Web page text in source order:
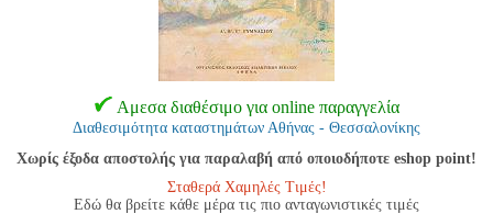
Αμεσα διαθέσιμο για online παραγγελία
Διαθεσιμότητα καταστημάτων Αθήνας - Θεσσαλονίκης
Χωρίς έξοδα αποστολής για παραλαβή από οποιοδήποτε eshop point!
Σταθερά Χαμηλές Τιμές!
Εδώ θα βρείτε κάθε μέρα τις πιο ανταγωνιστικές τιμές